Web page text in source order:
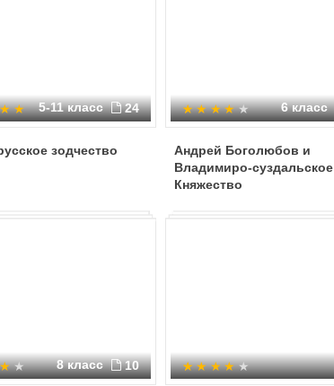
5-11 класс 24
зодчество
6 класс
Андрей Боголюбов и
Владимиро-суздальское
Княжество
8 класс 10